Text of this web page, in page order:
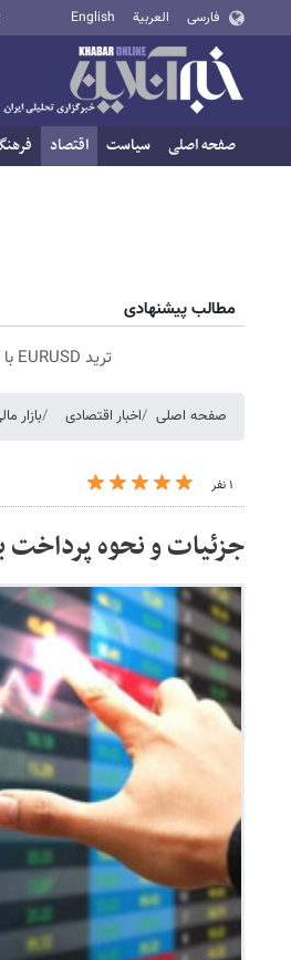
فارسی العربية English
صفحه اصلی سیاست اقتصاد
مطالب پیشنهادی
ترید EURUSD با اسپرد از صفر پیپ
صفحه اصلی اخبار اقتصادی بازار
۱ نفر
جزئیات و نحوه